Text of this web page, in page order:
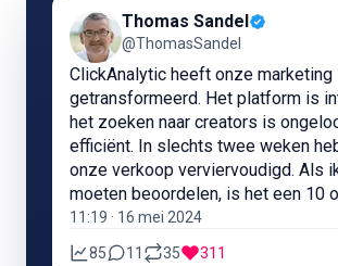
Thomas Sandel
@ThomasSandel
ClickAnalytic heeft onze marketing
getransformeerd. Het platform is
het zoeken naar creators is
efficiënt. In slechts twee weken
onze verkoop verviervoudigd. Als
moeten beoordelen, is het een 10
11:19 · 16 mei 2024
85 11 35 311